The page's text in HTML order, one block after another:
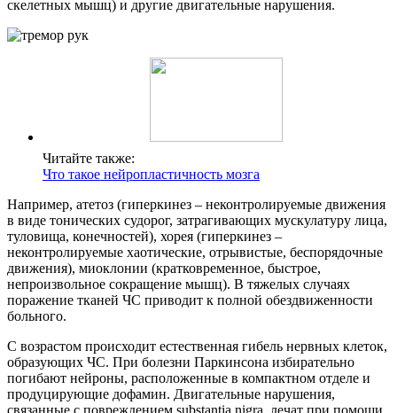
скелетных мышц) и другие двигательные нарушения.
Читайте также:
Что такое нейропластичность мозга
Например, атетоз (гиперкинез – неконтролируемые движения
в виде тонических судорог, затрагивающих мускулатуру лица,
туловища, конечностей), хорея (гиперкинез –
неконтролируемые хаотические, отрывистые, беспорядочные
движения), миоклонии (кратковременное, быстрое,
непроизвольное сокращение мышц). В тяжелых случаях
поражение тканей ЧС приводит к полной обездвиженности
больного.
С возрастом происходит естественная гибель нервных клеток,
образующих ЧС. При болезни Паркинсона избирательно
погибают нейроны, расположенные в компактном отделе и
продуцирующие дофамин. Двигательные нарушения,
связанные с повреждением substantia nigra, лечат при помощи